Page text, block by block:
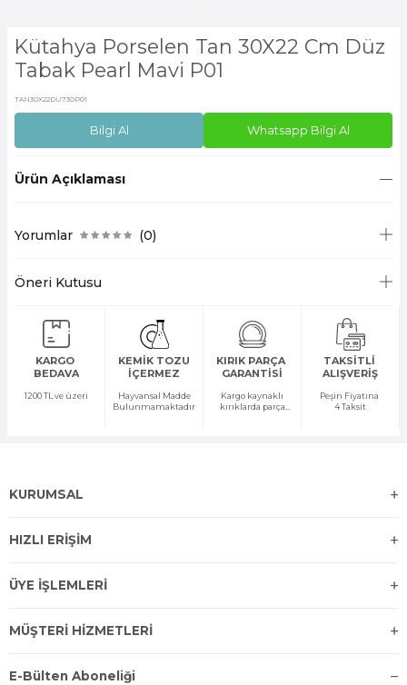
Kütahya Porselen Tan 30X22 Cm Düz
Tabak Pearl Mavi P01
TAN30X22DU730P01
Bilgi Al Whatsapp Bilgi Al
Ürün Açıklaması
Yorumlar (0)
Öneri Kutusu
KARGO
BEDAVA
1200 TL ve üzeri
KEMİK TOZU
İÇERMEZ
Hayvansal Madde
Bulunmamaktadır
KIRIK PARÇA
GARANTİSİ
Kargo kaynaklı
kırıklarda parça
TAKSİTLİ
ALIŞVERİŞ
Peşin Fiyatına
4 Taksit
KURUMSAL
HIZLI ERİŞİM
ÜYE İŞLEMLERİ
MÜŞTERİ HİZMETLERİ
E-Bülten Aboneliği